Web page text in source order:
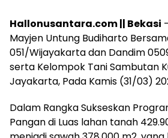
Hallonusantara.com || Bekasi
Mayjen Untung Budiharto
051/Wijayakarta dan Dandim
serta Kelompok Tani Sambutan
Jayakarta, Pada Kamis (31/03)
Dalam Rangka Sukseskan
Pangan di Luas lahan tanah